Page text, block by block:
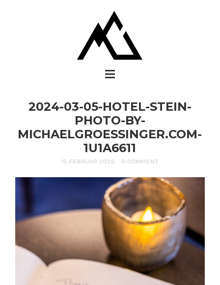
2024-03-05-HOTEL-STEIN-
PHOTO-BY-
MICHAELGROESSINGER.COM-
1U1A6611
15. FEBRUAR 2026 0 COMMENT